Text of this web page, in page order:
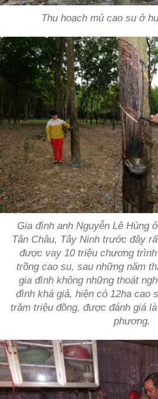
Thu hoạch mủ cao su ở
Gia đình anh Nguyễn Lê Hùng
Tân Châu, Tây Ninh trước đây
được vay 10 triệu chương
trồng cao su, sau những năm
gia đình không những thoát
đình khá giả, hiện có 12ha cao
trăm triệu đồng, được đánh giá
phương.